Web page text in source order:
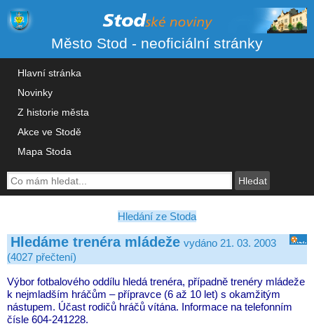
Město Stod - neoficiální stránky
Hlavní stránka
Novinky
Z historie města
Akce ve Stodě
Mapa Stoda
Hledání ze Stoda
Hledáme trenéra mládeže vydáno 21. 03. 2003
(4027 přečtení)
Výbor fotbalového oddílu hledá trenéra, případně trenéry mládeže
k nejmladším hráčům – přípravce (6 až 10 let) s okamžitým
nástupem. Účast rodičů hráčů vítána. Informace na telefonním
čísle 604-241228.